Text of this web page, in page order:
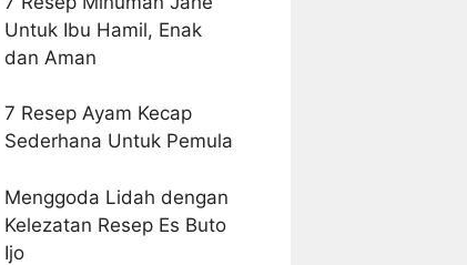
Untuk Ibu Hamil, Enak
dan Aman
7 Resep Ayam Kecap
Sederhana Untuk Pemula
Menggoda Lidah dengan
Kelezatan Resep Es Buto
Ijo